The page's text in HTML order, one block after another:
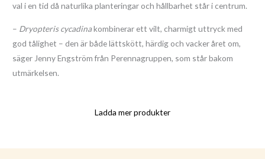
val i en tid då naturlika planteringar och hållbarhet står i centrum.
– Dryopteris cycadinakombinerar ett vilt, charmigt uttryck med
god tålighet – den är både lättskött, härdig och vacker året om,
säger Jenny Engström från Perennagruppen, som står bakom
utmärkelsen.
Ladda mer produkter